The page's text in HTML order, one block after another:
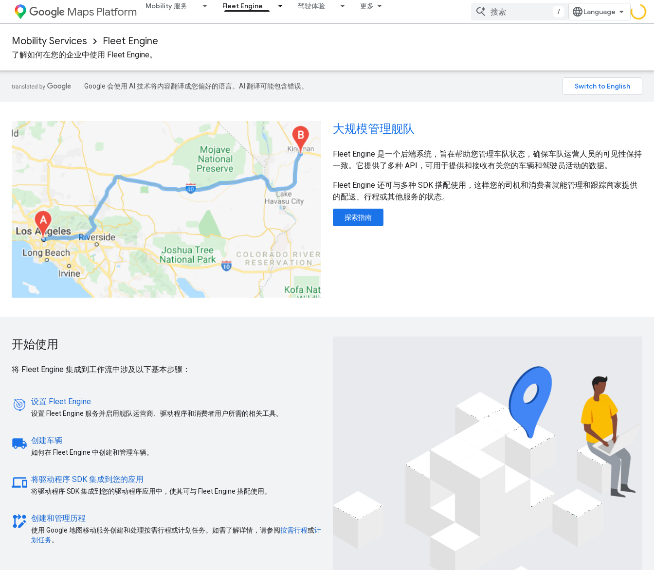
Maps Platform Mobility 服务 Fleet Engine 驾驶体验 更多
/
Mobility Services Fleet Engine
了解如何在您的企业中使用 Fleet Engine。
Google 会使用 AI 技术将内容翻译成您偏好的语言。AI 翻译可能包含错误。
大规模管理舰队
Fleet Engine 是一个后端系统，旨在帮助您管理车队状态，确保车队运营人员的可见性保持
一致。它提供了多种 API，可用于提供和接收有关您的车辆和驾驶员活动的数据。
Fleet Engine 还可与多种 SDK 搭配使用，这样您的司机和消费者就能管理和跟踪商家提供
的配送、行程或其他服务的状态。
探索指南
开始使用
将 Fleet Engine 集成到工作流中涉及以下基本步骤：
设置 Fleet Engine
设置 Fleet Engine 服务并启用舰队运营商、驱动程序和消费者用户所需的相关工具。
local_shipping 创建车辆
如何在 Fleet Engine 中创建和管理车辆。
devices 将驱动程序 SDK 集成到您的应用
将驱动程序 SDK 集成到您的驱动程序应用中，使其可与 Fleet Engine 搭配使用。
rebase_edit 创建和管理历程
使用 Google 地图移动服务创建和处理按需行程或计划任务。如需了解详情，请参阅按需行程或计
划任务。